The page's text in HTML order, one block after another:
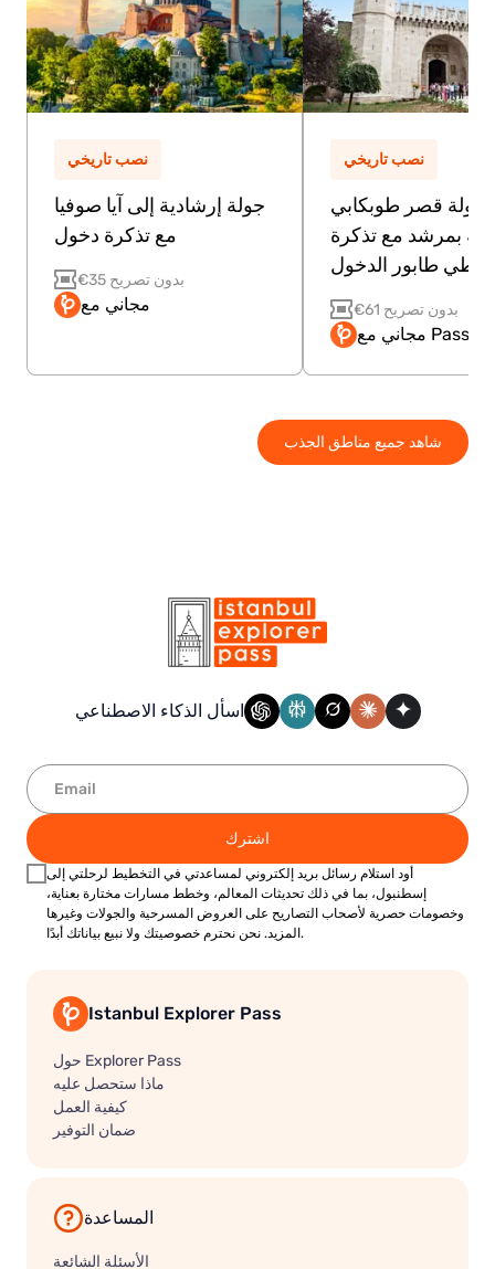
شاهد جميع مناطق الجذب
نصب تاريخي
جولة إرشادية إلى آيا صوفيا
مع تذكرة دخول
€35 بدون تصريح
مجاني مع
نصب تاريخي
جولة قصر طوبكابي
بمرشد مع تذكرة
تخطي طابور الدخول
€61 بدون تصريح
مجاني مع Pass
اسأل الذكاء الاصطناعي
اشترك
أود استلام رسائل بريد إلكتروني لمساعدتي في التخطيط لرحلتي إلى
إسطنبول، بما في ذلك تحديثات المعالم، وخطط مسارات مختارة بعناية،
وخصومات حصرية لأصحاب التصاريح على العروض المسرحية والجولات وغيرها
المزيد. نحن نحترم خصوصيتك ولا نبيع بياناتك أبدًا.
Istanbul Explorer Pass
حول Explorer Pass
ماذا ستحصل عليه
كيفية العمل
ضمان التوفير
المساعدة
الأسئلة الشائعة